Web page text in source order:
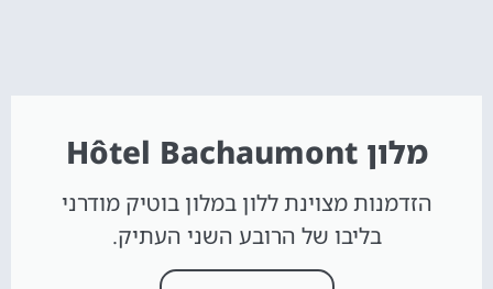
מלון Hôtel Bachaumont
הזדמנות מצוינת ללון במלון בוטיק מודרני
בליבו של הרובע השני העתיק.